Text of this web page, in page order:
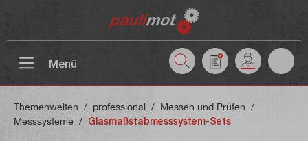
Menü
Themenwelten / professional / Messen und Prüfen /
Messsysteme / Glasmaßstabmesssystem-Sets